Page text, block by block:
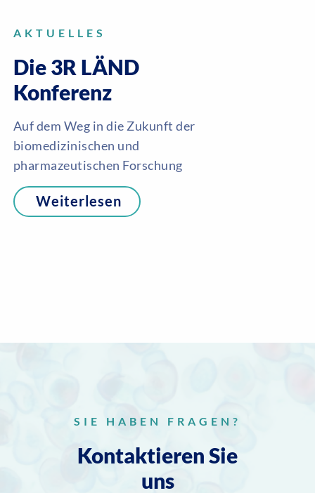
AKTUELLES
Die 3R LÄND
Konferenz
Auf dem Weg in die Zukunft der
biomedizinischen und
pharmazeutischen Forschung
Weiterlesen
SIE HABEN FRAGEN?
Kontaktieren Sie
uns